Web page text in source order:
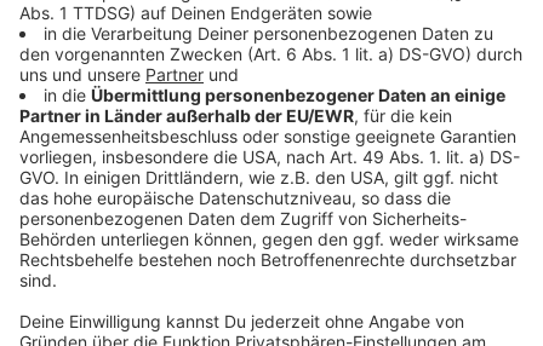
Realschule: 6.355
Gymnasium: 11.475
Sekundarschule: 897
Weiterbildungs-Kolleg: 607
Gesamtschule: 8.498
Förderschule: 2.215
Berufskolleg: 12.401